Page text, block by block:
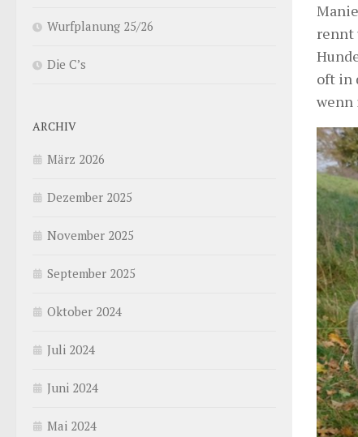
rennt
oft in
wenn
Wurfplanung 25/26
Die C’s
ARCHIV
März 2026
Dezember 2025
November 2025
September 2025
Oktober 2024
Juli 2024
Juni 2024
Mai 2024